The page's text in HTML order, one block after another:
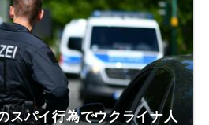
スパイ行為でウクライナ人